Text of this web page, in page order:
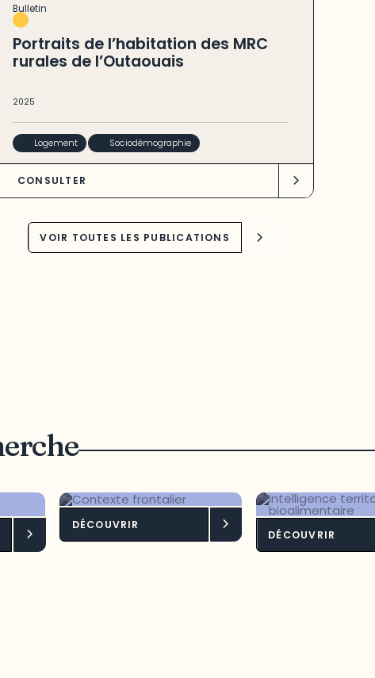
Bulletin
Portraits de l’habitation des MRC
rurales de l’Outaouais
2025
Logement Sociodémographie
CONSULTER
VOIR TOUTES LES PUBLICATIONS
Contexte frontalier
DÉCOUVRIR
Intelligence
territoriale
DÉCOUVRIR